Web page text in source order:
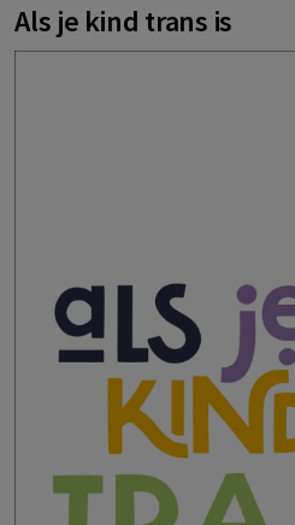
Als je kind trans is